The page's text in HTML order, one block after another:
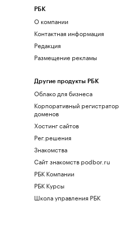
РБК
О компании
Контактная информация
Редакция
Размещение рекламы
Другие продукты РБК
Облако для бизнеса
Корпоративный регистратор
доменов
Хостинг сайтов
Рег.решения
Знакомства
Сайт знакомств podbor.ru
РБК Компании
РБК Курсы
Школа управления РБК